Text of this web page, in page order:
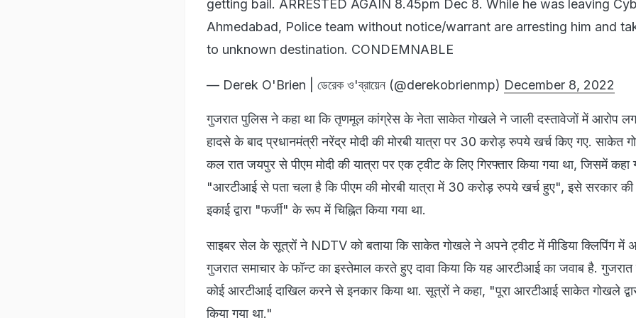
getting bail. ARRESTED AGAIN 8.45pm Dec 8. While he was leaving
Ahmedabad, Police team without notice/warrant are arresting him and
to unknown destination. CONDEMNABLE
— Derek O'Brien | ডেরেক ও'ব্রায়েন (@derekobrienmp) December 8, 2022
गुजरात पुलिस ने कहा था कि तृणमूल कांग्रेस के नेता साकेत गोखले ने जाली दस्तावेजों में आरोप
हादसे के बाद प्रधानमंत्री नरेंद्र मोदी की मोरबी यात्रा पर 30 करोड़ रुपये खर्च किए गए. साकेत
कल रात जयपुर से पीएम मोदी की यात्रा पर एक ट्वीट के लिए गिरफ्तार किया गया था, जिसमें कहा
"आरटीआई से पता चला है कि पीएम की मोरबी यात्रा में 30 करोड़ रुपये खर्च हुए", इसे सरकार
इकाई द्वारा "फर्जी" के रूप में चिह्नित किया गया था.
साइबर सेल के सूत्रों ने NDTV को बताया कि साकेत गोखले ने अपने ट्वीट में मीडिया क्लिपिंग में
गुजरात समाचार के फॉन्ट का इस्तेमाल करते हुए दावा किया कि यह आरटीआई का जवाब है. गुजरात
कोई आरटीआई दाखिल करने से इनकार किया था. सूत्रों ने कहा, "पूरा आरटीआई साकेत गोखले द्वारा
किया गया था."